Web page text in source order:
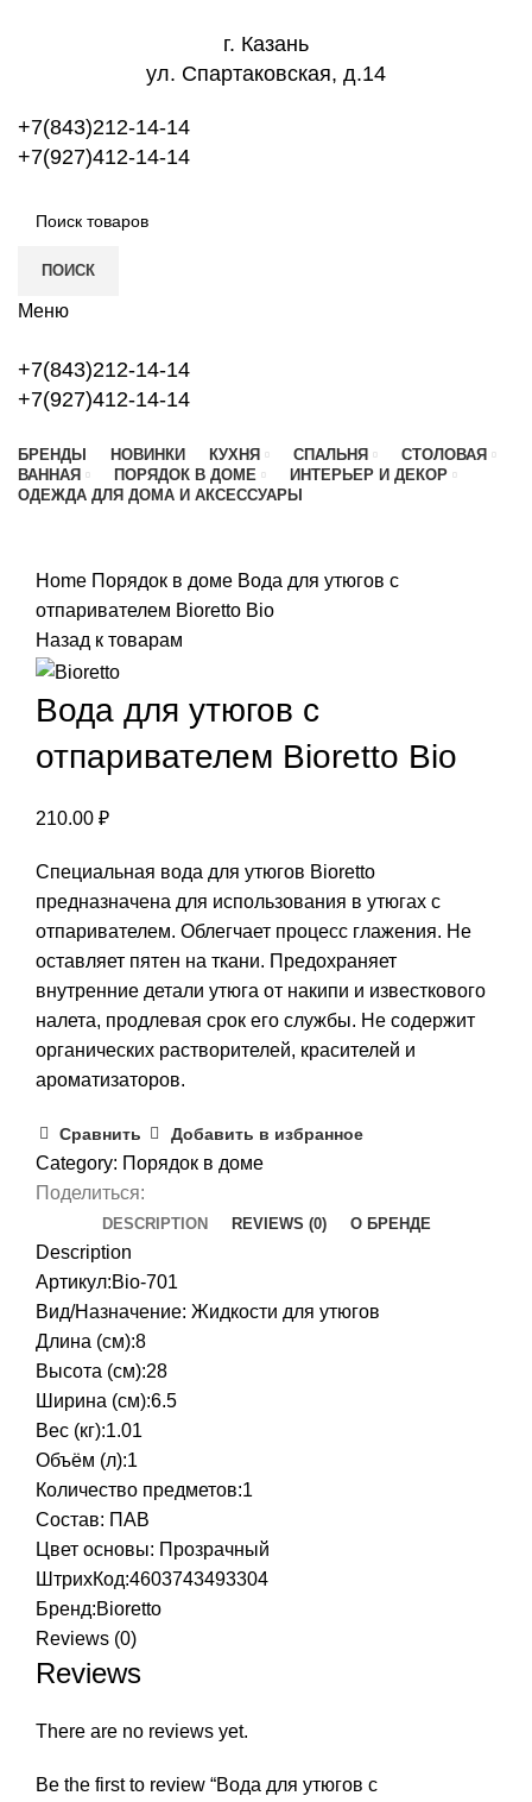
г. Казань
ул. Спартаковская, д.14
+7(843)212-14-14
+7(927)412-14-14
ПОИСК
Меню
+7(843)212-14-14
+7(927)412-14-14
БРЕНДЫ НОВИНКИ КУХНЯ СПАЛЬНЯ
СТОЛОВАЯ
ВАННАЯ
ПОРЯДОК В ДОМЕ
ИНТЕРЬЕР И ДЕКОР
ОДЕЖДА ДЛЯ ДОМА И АКСЕССУАРЫ
Home Порядок в доме Вода для утюгов с
отпаривателем Bioretto Bio
Назад к товарам
Вода для утюгов с
отпаривателем Bioretto Bio
210.00 ₽
Специальная вода для утюгов Bioretto
предназначена для использования в утюгах c
отпаривателем. Облегчает процесс глажения. Не
оставляет пятен на ткани. Предохраняет
внутренние детали утюга от накипи и известкового
налета, продлевая срок его службы. Не содержит
органических растворителей, красителей и
ароматизаторов.
Сравнить Добавить в избранное
Category: Порядок в доме
Поделиться:
DESCRIPTION REVIEWS (0) О БРЕНДЕ
Description
Артикул:Bio-701
Вид/Назначение: Жидкости для утюгов
Длина (см):8
Высота (см):28
Ширина (см):6.5
Вес (кг):1.01
Объём (л):1
Количество предметов:1
Состав: ПАВ
Цвет основы: Прозрачный
ШтрихКод:4603743493304
Бренд:Bioretto
Reviews (0)
Reviews
There are no reviews yet.
Be the first to review “Вода для утюгов с